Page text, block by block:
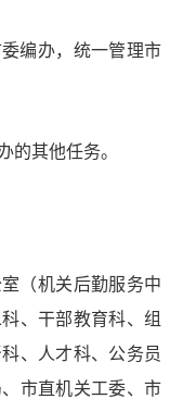
编办，统一管理市
的其他任务。
（机关后勤服务中
、干部教育科、组
、人才科、公务员
、市直机关工委、市